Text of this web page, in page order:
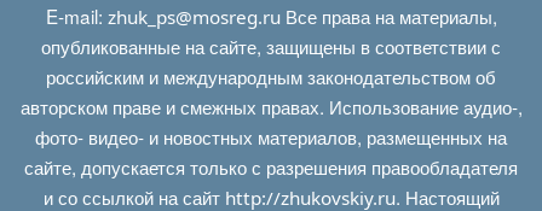
E‑mail: zhuk_ps@mosreg.ruВсе права на материалы,
опубликованные на сайте, защищены в соответствии с
российским и международным законодательством об
авторском праве и смежных правах. Использование аудио-,
фото- видео- и новостных материалов, размещенных на
сайте, допускается только с разрешения правообладателя
и со ссылкой на сайт http://zhukovskiy.ru. Настоящий